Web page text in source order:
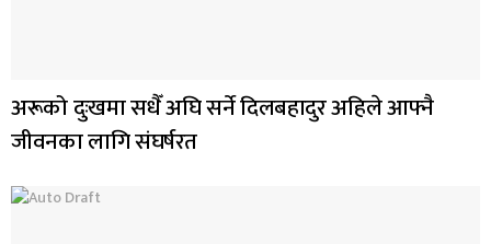
अरूको दुःखमा सधैँ अघि सर्ने दिलबहादुर अहिले आफ्नै
जीवनका लागि संघर्षरत